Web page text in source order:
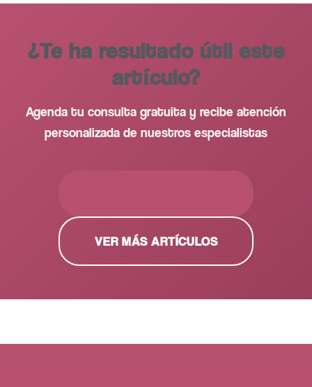
¿Te ha resultado útil este
artículo?
Agenda tu consulta gratuita y recibe atención
personalizada de nuestros especialistas
VER MÁS ARTÍCULOS